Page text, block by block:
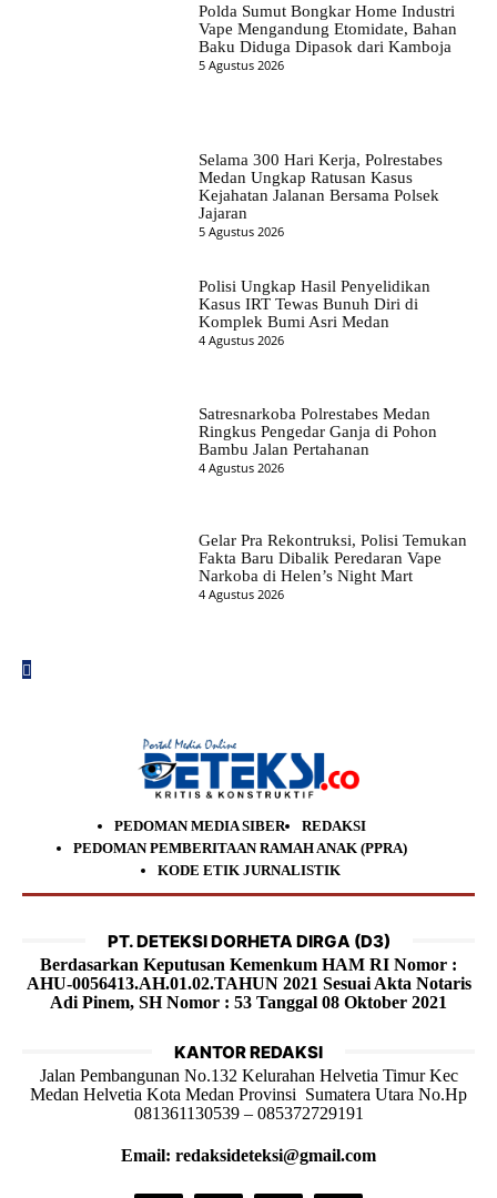
Polda Sumut Bongkar Home Industri
Vape Mengandung Etomidate, Bahan
Baku Diduga Dipasok dari Kamboja
5 Agustus 2026
Selama 300 Hari Kerja, Polrestabes
Medan Ungkap Ratusan Kasus
Kejahatan Jalanan Bersama Polsek
Jajaran
5 Agustus 2026
Polisi Ungkap Hasil Penyelidikan
Kasus IRT Tewas Bunuh Diri di
Komplek Bumi Asri Medan
4 Agustus 2026
Satresnarkoba Polrestabes Medan
Ringkus Pengedar Ganja di Pohon
Bambu Jalan Pertahanan
4 Agustus 2026
Gelar Pra Rekontruksi, Polisi Temukan
Fakta Baru Dibalik Peredaran Vape
Narkoba di Helen’s Night Mart
4 Agustus 2026
PEDOMAN MEDIA SIBER
REDAKSI
PEDOMAN PEMBERITAAN RAMAH ANAK (PPRA)
KODE ETIK JURNALISTIK
PT. DETEKSI DORHETA DIRGA (D3)
Berdasarkan Keputusan Kemenkum HAM RI Nomor :
AHU-0056413.AH.01.02.TAHUN 2021 Sesuai Akta Notaris
Adi Pinem, SH Nomor : 53 Tanggal 08 Oktober 2021
KANTOR REDAKSI
Jalan Pembangunan No.132 Kelurahan Helvetia Timur Kec
Medan Helvetia Kota Medan Provinsi Sumatera Utara No.Hp
081361130539 – 085372729191
Email: redaksideteksi@gmail.com